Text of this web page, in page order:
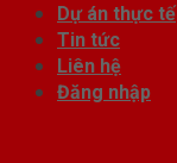
Dự án thực tế
Tin tức
Liên hệ
Đăng nhập